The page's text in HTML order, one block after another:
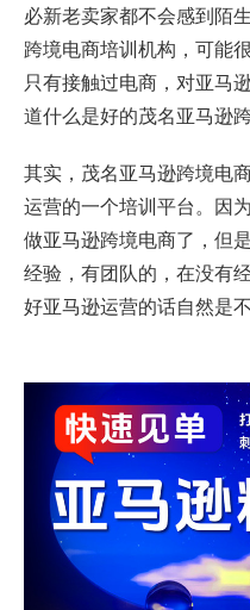
必新老卖家都不会感到陌
跨境电商培训机构，可能
只有接触过电商，对亚马
道什么是好的茂名亚马逊
其实，茂名亚马逊跨境电
运营的一个培训平台。因
做亚马逊跨境电商了，但
经验，有团队的，在没有
好亚马逊运营的话自然是不